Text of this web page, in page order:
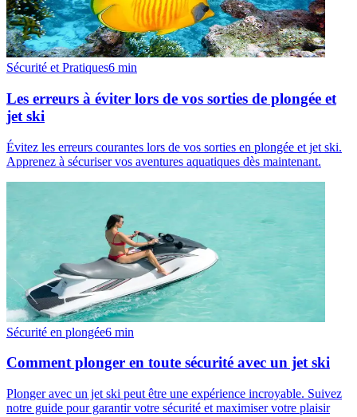
Sécurité et Pratiques6 min
Les erreurs à éviter lors de vos sorties de plongée et
jet ski
Évitez les erreurs courantes lors de vos sorties en plongée et jet ski.
Apprenez à sécuriser vos aventures aquatiques dès maintenant.
Sécurité en plongée6 min
Comment plonger en toute sécurité avec un jet ski
Plonger avec un jet ski peut être une expérience incroyable. Suivez
notre guide pour garantir votre sécurité et maximiser votre plaisir